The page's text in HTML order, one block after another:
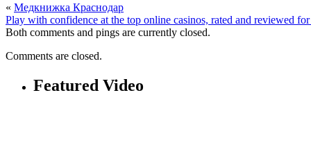
« Медкнижка Краснодар
Play with confidence at the top online casinos, rated and reviewed
Both comments and pings are currently closed.
Comments are closed.
Featured Video